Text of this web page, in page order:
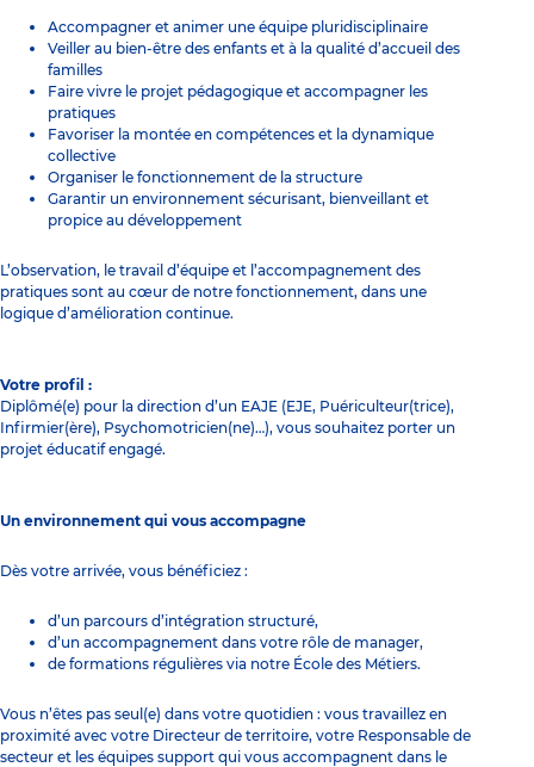
Accompagner et animer une équipe pluridisciplinaire
Veiller au bien-être des enfants et à la qualité d’accueil des
familles
Faire vivre le projet pédagogique et accompagner les
pratiques
Favoriser la montée en compétences et la dynamique
collective
Organiser le fonctionnement de la structure
Garantir un environnement sécurisant, bienveillant et
propice au développement
L’observation, le travail d’équipe et l’accompagnement des
pratiques sont au cœur de notre fonctionnement, dans une
logique d’amélioration continue.
Votre profil :
Diplômé(e) pour la direction d’un EAJE (EJE, Puériculteur(trice),
Infirmier(ère), Psychomotricien(ne)…), vous souhaitez porter un
projet éducatif engagé.
Un environnement qui vous accompagne
Dès votre arrivée, vous bénéficiez :
d’un parcours d’intégration structuré,
d’un accompagnement dans votre rôle de manager,
de formations régulières via notre École des Métiers.
Vous n’êtes pas seul(e) dans votre quotidien : vous travaillez en
proximité avec votre Directeur de territoire, votre Responsable de
secteur et les équipes support qui vous accompagnent dans le